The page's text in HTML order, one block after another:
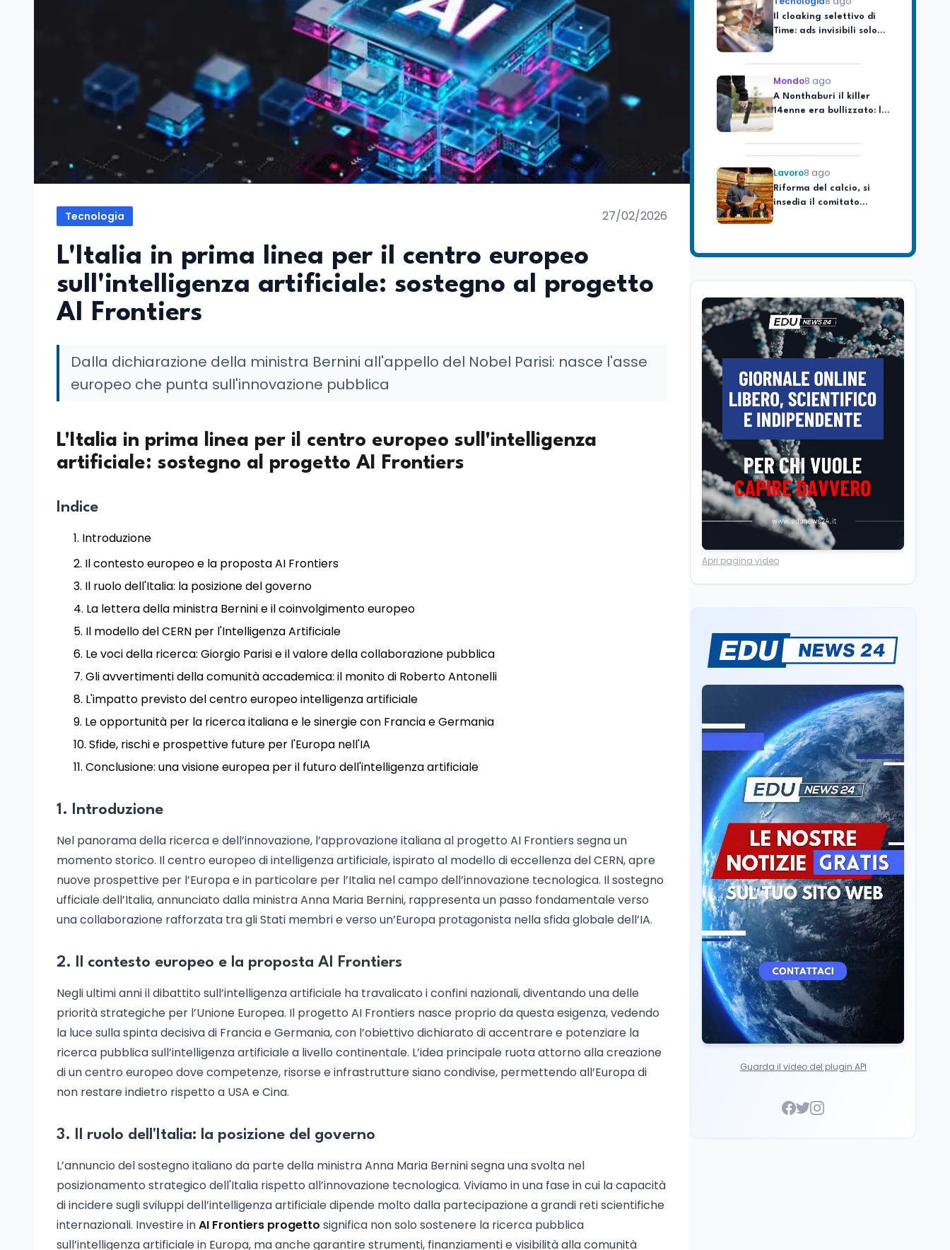
Tecnologia 27/02/2026
L'Italia in prima linea per il centro europeo
sull'intelligenza artificiale: sostegno al progetto
AI Frontiers
Dalla dichiarazione della ministra Bernini all'appello del Nobel Parisi: nasce l'asse
europeo che punta sull'innovazione pubblica
L'Italia in prima linea per il centro europeo sull'intelligenza
artificiale: sostegno al progetto AI Frontiers
Indice
Introduzione
Il contesto europeo e la proposta AI Frontiers
Il ruolo dell'Italia: la posizione del governo
La lettera della ministra Bernini e il coinvolgimento europeo
Il modello del CERN per l'Intelligenza Artificiale
Le voci della ricerca: Giorgio Parisi e il valore della collaborazione pubblica
Gli avvertimenti della comunità accademica: il monito di Roberto Antonelli
L'impatto previsto del centro europeo intelligenza artificiale
Le opportunità per la ricerca italiana e le sinergie con Francia e Germania
Sfide, rischi e prospettive future per l'Europa nell'IA
Conclusione: una visione europea per il futuro dell'intelligenza artificiale
1. Introduzione
Nel panorama della ricerca e dell’innovazione, l’approvazione italiana al progetto AI Frontiers segna un
momento storico. Il centro europeo di intelligenza artificiale, ispirato al modello di eccellenza del CERN, apre
nuove prospettive per l’Europa e in particolare per l’Italia nel campo dell’innovazione tecnologica. Il sostegno
ufficiale dell’Italia, annunciato dalla ministra Anna Maria Bernini, rappresenta un passo fondamentale verso
una collaborazione rafforzata tra gli Stati membri e verso un’Europa protagonista nella sfida globale dell’IA.
2. Il contesto europeo e la proposta AI Frontiers
Negli ultimi anni il dibattito sull’intelligenza artificiale ha travalicato i confini nazionali, diventando una delle
priorità strategiche per l’Unione Europea. Il progetto AI Frontiers nasce proprio da questa esigenza, vedendo
la luce sulla spinta decisiva di Francia e Germania, con l’obiettivo dichiarato di accentrare e potenziare la
ricerca pubblica sull’intelligenza artificiale a livello continentale. L’idea principale ruota attorno alla creazione
di un centro europeo dove competenze, risorse e infrastrutture siano condivise, permettendo all’Europa di
non restare indietro rispetto a USA e Cina.
3. Il ruolo dell'Italia: la posizione del governo
L’annuncio del sostegno italiano da parte della ministra Anna Maria Bernini segna una svolta nel
posizionamento strategico dell'Italia rispetto all’innovazione tecnologica. Viviamo in una fase in cui la capacità
di incidere sugli sviluppi dell’intelligenza artificiale dipende molto dalla partecipazione a grandi reti scientifiche
internazionali. Investire inAI Frontiers progetto significa non solo sostenere la ricerca pubblica
sull’intelligenza artificiale in Europa, ma anche garantire strumenti, finanziamenti e visibilità alla comunità
Time: ads invisibili solo
per i chatbot AI
Mondo8 ago
A Nonthaburi il killer
14enne era bullizzato: la
CZ-75 era del nonno
Lavoro8 ago
Riforma del calcio, si
insedia il comitato
ristretto al Senato. La
delle vittime del lavoro.
di Strasburgo in ricordo
dei minatori morti a
Marcinelle nel 1956
Università8 ago
Università statali, il
Fondo ordinario 2026
sale a 9,415 miliardi, c'è
la firma della ministra
Bernini sul decreto
Tecnologia8 ago
Il cloaking selettivo di
Time: ads invisibili solo
per i chatbot AI
Mondo 8 ago
A Nonthaburi il killer
14enne era bullizzato: la
CZ-75 era del nonno
Lavoro8 ago
insedia il comitato
Mario Occhiuto
Mondo8 ago
L'8 agosto è la Giornata
europea in memoria
Istituita dal Parlamento
di Strasburgo in ricordo
dei minatori morti a
Marcinelle nel 1956
Università8 ago
Università statali, il
Fondo ordinario 2026
sale a 9,415 miliardi, c'è
la firma della ministra
Bernini sul decreto
Tecnologia8 ago
Il cloaking selettivo di
Time: ads invisibili solo
per i chatbot AI
Mondo8 ago
A Nonthaburi il killer
14enne era bullizzato: la
CZ-75 era del nonno
Apri pagina video
Guarda il video del plugin API